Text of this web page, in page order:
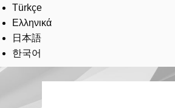
Türkçe
Ελληνικά
日本語
한국어